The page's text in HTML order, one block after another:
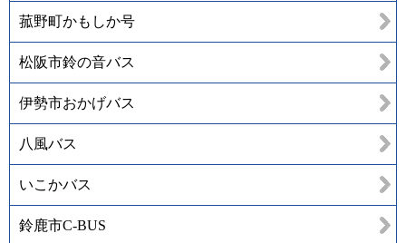
菰野町かもしか号
松阪市鈴の音バス
伊勢市おかげバス
八風バス
いこかバス
鈴鹿市C-BUS